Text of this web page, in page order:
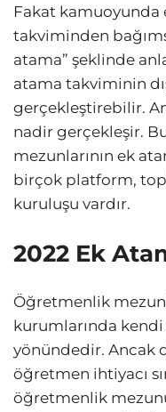
Fakat kamuoyunda
takviminden
atama” şeklinde
atama takviminin
gerçekleştirebilir.
nadir gerçekleşir.
mezunlarının ek
birçok platform,
kuruluşu vardır.
2022 Ek
Öğretmenlik
kurumlarında
yönündedir. Ancak
öğretmen ihtiyacı
öğretmenlik